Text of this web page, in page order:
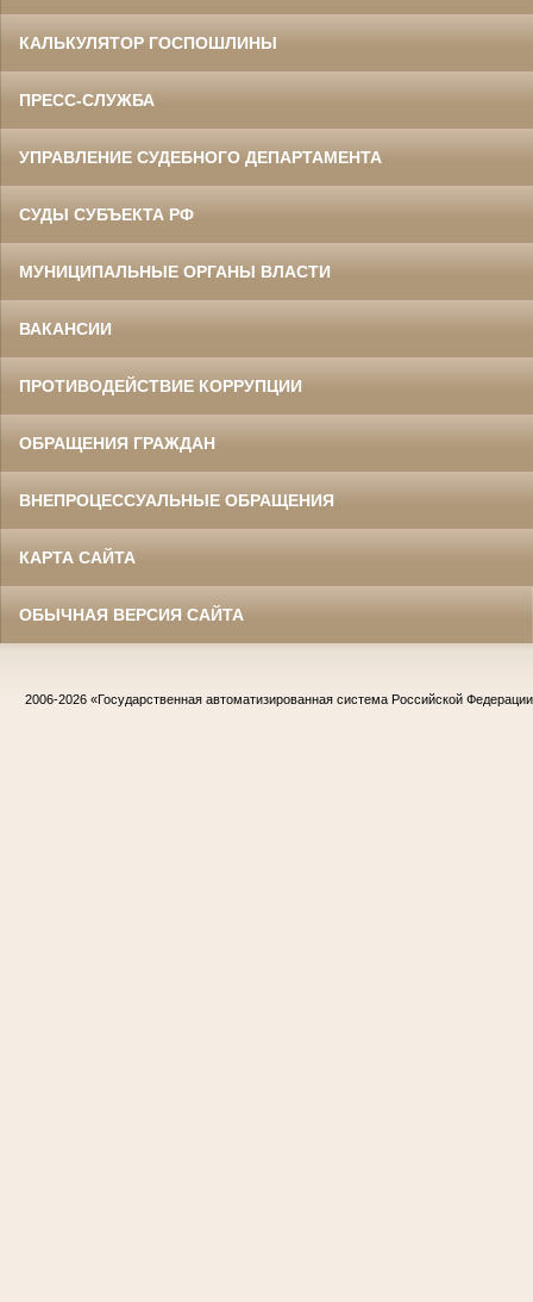
КАЛЬКУЛЯТОР ГОСПОШЛИНЫ
ПРЕСС-СЛУЖБА
УПРАВЛЕНИЕ СУДЕБНОГО ДЕПАРТАМЕНТА
СУДЫ СУБЪЕКТА РФ
МУНИЦИПАЛЬНЫЕ ОРГАНЫ ВЛАСТИ
ВАКАНСИИ
ПРОТИВОДЕЙСТВИЕ КОРРУПЦИИ
ОБРАЩЕНИЯ ГРАЖДАН
ВНЕПРОЦЕССУАЛЬНЫЕ ОБРАЩЕНИЯ
КАРТА САЙТА
ОБЫЧНАЯ ВЕРСИЯ САЙТА
2006-2026 «Государственная автоматизированная система Российской